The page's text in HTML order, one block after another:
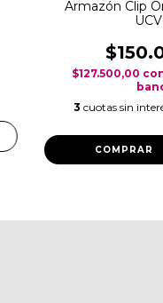
Armazón Clip
$127.500,00
3 cuotas sin
COMPRAR